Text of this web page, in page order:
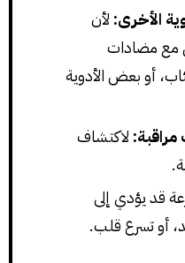
الأخرى: لأن
مع مضادات
أو بعض الأدوية
لاكتشاف
قد يؤدي إلى
أو تسرع قلب.